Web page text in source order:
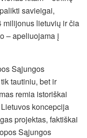
savieigai,
lietuvių ir čia
– apeliuojama į
Sąjungos
tautiniu, bet ir
remia istoriškai
koncepcija
projektas, faktiškai
Sąjungos